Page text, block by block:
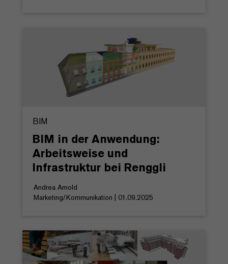
BIM
BIM in der Anwendung:
Arbeitsweise und
Infrastruktur bei Renggli
Andrea Arnold
Marketing/Kommunikation | 01.09.2025